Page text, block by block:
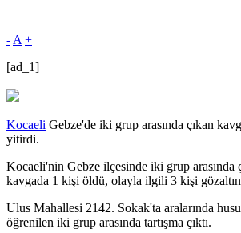
- A +
[ad_1]
Kocaeli Gebze'de iki grup arasında çıkan
yitirdi.
Kocaeli'nin Gebze ilçesinde iki grup arasında
kavgada 1 kişi öldü, olayla ilgili 3 kişi
Ulus Mahallesi 2142. Sokak'ta aralarında
öğrenilen iki grup arasında tartışma çıktı.